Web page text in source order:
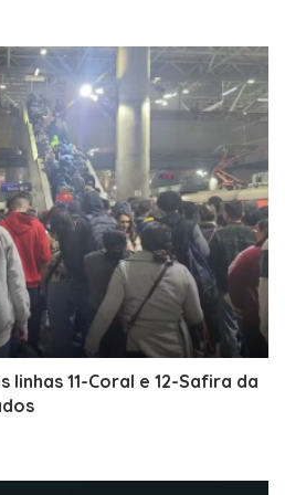
linhas 11-Coral e 12-Safira da